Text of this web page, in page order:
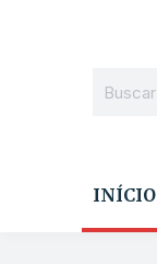
INÍCIO